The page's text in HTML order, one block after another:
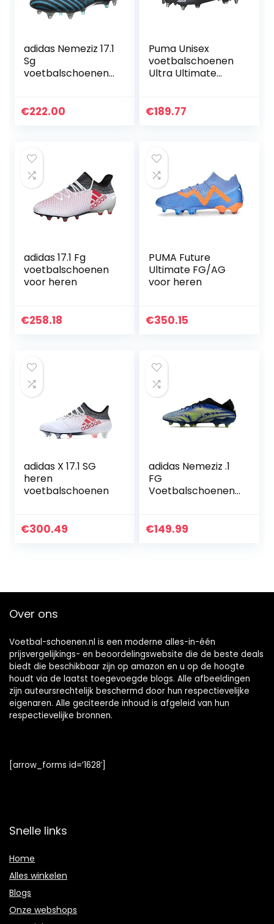
adidas Nemeziz 17.1
Sg
voetbalschoenen
€222.00
Puma Unisex
voetbalschoenen
Ultra Ultimate
€189.77
adidas 17.1 Fg
voetbalschoenen
voor heren
€258.18
PUMA Future
Ultimate FG/AG
voor heren
€350.15
adidas X 17.1 SG
heren
voetbalschoenen
€300.49
adidas Nemeziz .1
FG
Voetbalschoenen
€149.99
Over ons
Voetbal-schoenen.nl is een moderne alles-in-één
prijsvergelijkings- en beoordelingswebsite die de beste deals
biedt die beschikbaar zijn op amazon en u op de hoogte
houdt via de laatst toegevoegde blogs. Alle afbeeldingen
zijn auteursrechtelijk beschermd door hun respectievelijke
eigenaren. Alle geciteerde inhoud is afgeleid van hun
respectievelijke bronnen.
[arrow_forms id=’1628′]
Snelle links
Home
Alles winkelen
Blogs
Onze webshops